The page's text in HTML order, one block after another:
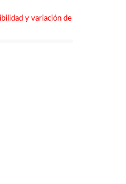
y variación de